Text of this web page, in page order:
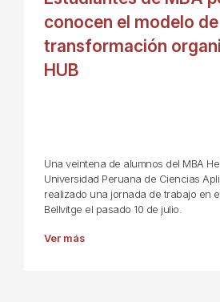
conocen el modelo de
transformación
HUB
Una veintena de alumnos del MBA
Universidad Peruana de Ciencias
realizado una jornada de trabajo en
Bellvitge el pasado 10 de julio.
Ver más